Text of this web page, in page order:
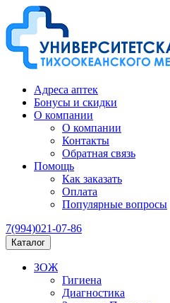
Адреса аптек
Бонусы и скидки
О компании
О компании
Контакты
Обратная связь
Помощь
Как заказать
Оплата
Популярные вопросы
7(994)021-07-86
Каталог
ЗОЖ
Гигиена
Диагностика